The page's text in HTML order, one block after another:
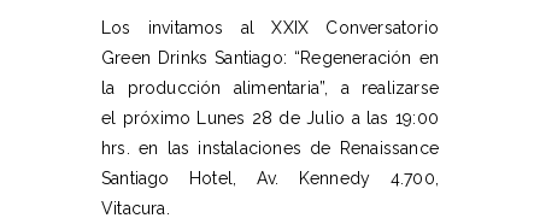
Los invitamos al XXIX Conversatorio
Green Drinks Santiago: “Regeneración en
la producción alimentaria”, a realizarse
el próximo Lunes 28 de Julio a las 19:00
hrs. en las instalaciones de Renaissance
Santiago Hotel, Av. Kennedy 4.700,
Vitacura.